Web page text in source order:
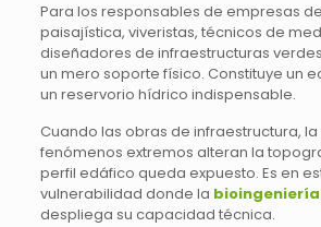
Para los responsables de empresas
paisajística, viveristas, técnicos de
diseñadores de infraestructuras
un mero soporte físico. Constituye un
un reservorio hídrico indispensable.
Cuando las obras de infraestructura,
fenómenos extremos alteran la
perfil edáfico queda expuesto. Es en
vulnerabilidad donde la
despliega su capacidad técnica.